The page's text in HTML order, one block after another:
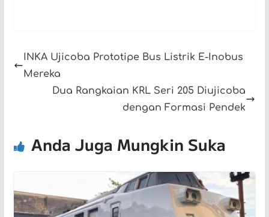
INKA Ujicoba Prototipe Bus Listrik E-Inobus
Mereka
Dua Rangkaian KRL Seri 205 Diujicoba
dengan Formasi Pendek
Anda Juga Mungkin Suka